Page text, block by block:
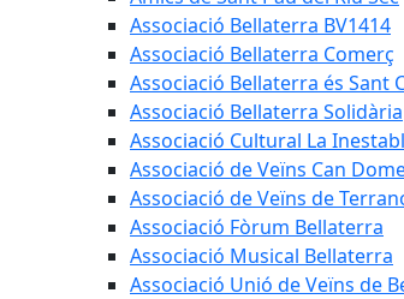
Associació Bellaterra BV1414
Associació Bellaterra Comerç
Associació Bellaterra és Sant
Associació Bellaterra Solidària
Associació Cultural La
Associació de Veïns Can
Associació de Veïns de
Associació Fòrum Bellaterra
Associació Musical Bellaterra
Associació Unió de Veïns de